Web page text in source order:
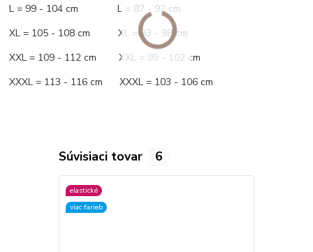
L = 99 - 104 cm L = 87 - 92 cm
XL = 105 - 108 cm XL = 93 - 98 cm
XXL = 109 - 112 cm XXL = 99 - 102 cm
XXXL = 113 - 116 cm XXXL = 103 - 106 cm
Súvisiaci tovar 6
elastické
viac farieb